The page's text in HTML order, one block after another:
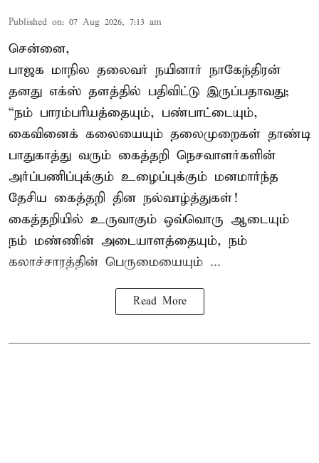
Published on: 07 Aug 2026, 7:13 am
சென்னை,
பாஜக மாநில தலைவர் நயினார் நாகேந்திரன்
தனது எக்ஸ் தளத்தில் பதிவிட்டு இருப்பதாவது;
“நம் பாரம்பரியத்தையும், பண்பாட்டையும்,
கைவினைக் கலையையும் தலைமுறைகள் தாண்டி
பாதுகாத்து வரும் கைத்தறி நெசவாளர்களின்
அர்ப்பணிப்புக்கும் உழைப்புக்கும் மனமார்ந்த
தேசிய கைத்தறி தின நல்வாழ்த்துகள்!
கைத்தறியில் உருவாகும் ஒவ்வொரு ஆடையும்
நம் மண்ணின் அடையாளத்தையும், நம்
கலாச்சாரத்தின் பெருமையையும் ...
Read More